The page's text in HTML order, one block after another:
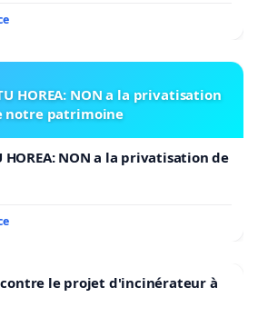
HOREA: NON a la privatisation
notre patrimoine
HOREA: NON a la privatisation de
le projet d'incinérateur à